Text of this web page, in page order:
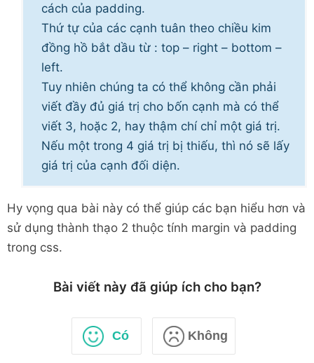
cách của padding.
Thứ tự của các cạnh tuân theo chiều kim
đồng hồ bắt dầu từ : top – right – bottom –
left.
Tuy nhiên chúng ta có thể không cần phải
viết đầy đủ giá trị cho bốn cạnh mà có thể
viết 3, hoặc 2, hay thậm chí chỉ một giá trị.
Nếu một trong 4 giá trị bị thiếu, thì nó sẽ lấy
giá trị của cạnh đối diện.
Hy vọng qua bài này có thể giúp các bạn hiểu hơn và
sử dụng thành thạo 2 thuộc tính margin và padding
trong css.
Bài viết này đã giúp ích cho bạn?
Có Không